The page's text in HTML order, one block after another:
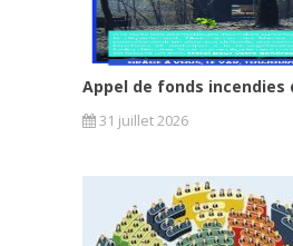
Appel de fonds incendies
31 juillet 2026